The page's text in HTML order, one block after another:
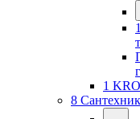
1
8